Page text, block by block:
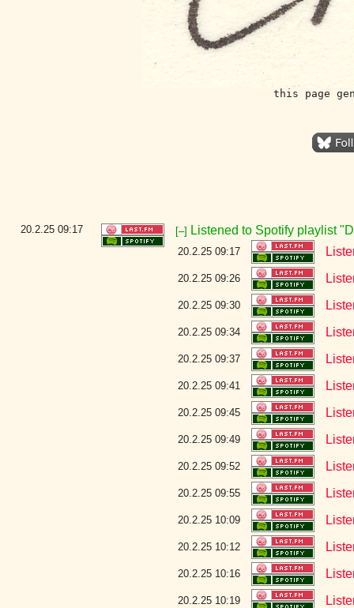
this page
20.2.25 09:17 [–] Listened to Spotify playlist
20.2.25 09:17
20.2.25 09:26
20.2.25 09:30
20.2.25 09:34
20.2.25 09:37
20.2.25 09:41
20.2.25 09:45
20.2.25 09:49
20.2.25 09:52
20.2.25 09:55
20.2.25 10:09
20.2.25 10:12
20.2.25 10:16
20.2.25 10:19